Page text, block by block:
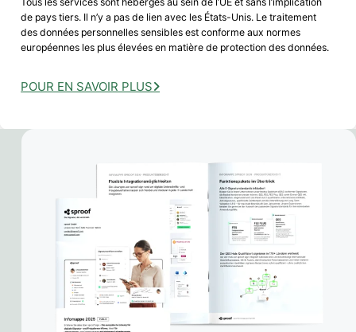
de pays tiers. Il n’y a pas de lien avec les États-Unis. Le traitement
des données personnelles sensibles est conforme aux normes
européennes les plus élevées en matière de protection des données.
POUR EN SAVOIR PLUS